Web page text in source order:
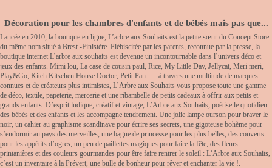
Décoration pour les chambres d'enfants et de bébés mais pas que...
Lancée en 2010, la boutique en ligne, L’arbre aux Souhaits est la petite sœur du Concept Store
du même nom situé à Brest -Finistère. Plébiscitée par les parents, reconnue par la presse, la
boutique internet L’arbre aux souhaits est devenue un incontournable dans l’univers déco et
jeux des enfants. Mimi lou, La case de cousin paul, Rice, My Little Day, Jellycat, Meri meri,
Play&Go, Kitch Kitschen House Doctor, Petit Pan… : à travers une multitude de marques
connues et de créateurs plus intimistes, L’Arbre aux Souhaits vous propose toute une gamme
de déco, textile, papeterie, mercerie et une ribambelle de petits cadeaux à offrir aux petits et
grands enfants. D’esprit ludique, créatif et vintage, L’Arbre aux Souhaits, poétise le quotidien
des bébés et des enfants et les accompagne tendrement. Une jolie lampe ourson pour braver le
noir, un cahier au graphisme scandinave pour écrire ses secrets, une gigoteuse bohème pour
s’endormir au pays des merveilles, une bague de princesse pour les plus belles, des couverts
pour les appétits d’ogres, un peu de paillettes magiques pour faire la fête, des fleurs
printanières et des couleurs gourmandes pour être faire rentrer le soleil : L’Arbre aux Souhaits,
c’est un inventaire à la Prévert, une bulle de bonheur pour rêver et enchanter la vie !.